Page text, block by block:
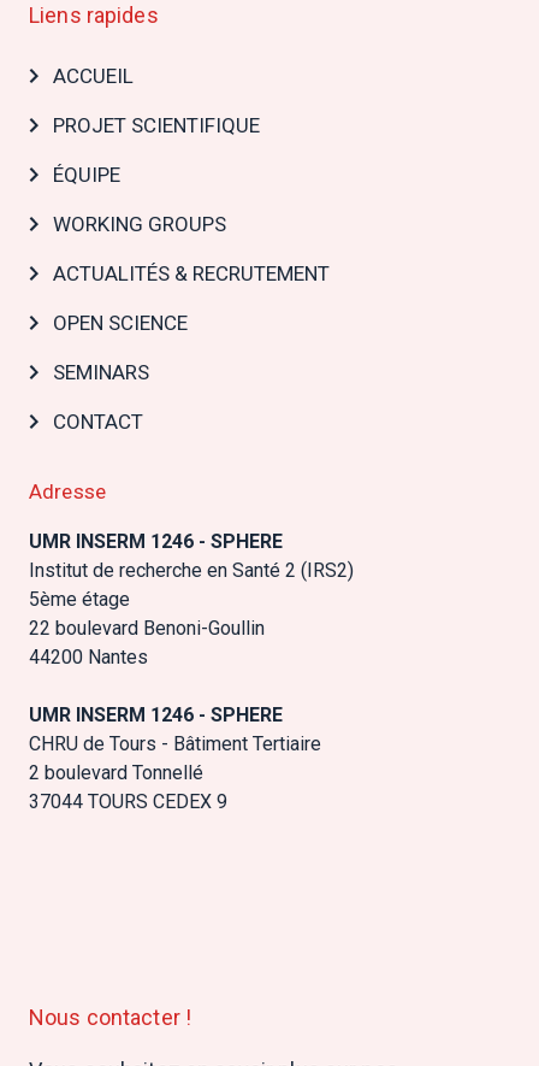
Liens rapides
MainACCUEIL
PROJET SCIENTIFIQUE
ÉQUIPE
WORKING GROUPS
ACTUALITÉS & RECRUTEMENT
OPEN SCIENCE
SEMINARS
CONTACT
Adresse
UMR INSERM 1246 - SPHERE
Institut de recherche en Santé 2 (IRS2)
5ème étage
22 boulevard Benoni-Goullin
44200 Nantes
UMR INSERM 1246 - SPHERE
CHRU de Tours - Bâtiment Tertiaire
2 boulevard Tonnellé
37044 TOURS CEDEX 9
Nous contacter !